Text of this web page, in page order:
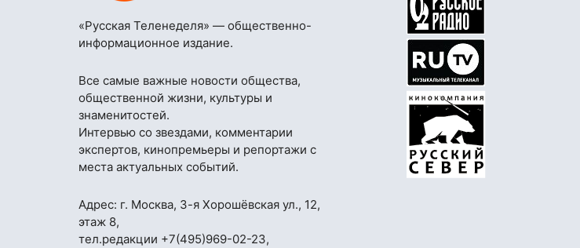
«Русская Теленеделя» — общественно-
информационное издание.
Все самые важные новости общества,
общественной жизни, культуры и
знаменитостей.
Интервью со звездами, комментарии
экспертов, кинопремьеры и репортажи с
места актуальных событий.
Адрес: г. Москва, 3-я Хорошёвская ул., 12,
этаж 8,
тел.редакции +7(495)969-02-23,